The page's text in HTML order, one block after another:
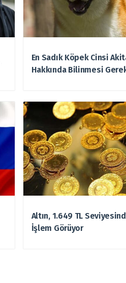
En Sadık Köpek Cinsi
Hakkında Bilinmesi
Altın, 1.649 TL
İşlem Görüyor